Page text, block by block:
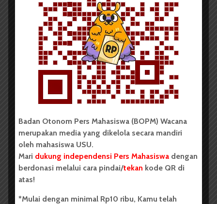
Redaksi 23 November 2014 2 menit waktu baca
Peluncuran Sepeda Kampus
Terancam Diundur Tahun...
Badan Otonom Pers Mahasiswa (BOPM) Wacana
merupakan media yang dikelola secara mandiri
oleh mahasiswa USU.
Mari dukung independensi Pers Mahasiswa dengan
berdonasi melalui cara pindai/tekan kode QR di
atas!
*Mulai dengan minimal Rp10 ribu, Kamu telah